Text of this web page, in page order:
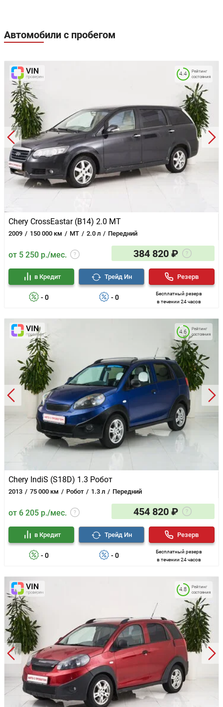
Автомобили с пробегом
Chery CrossEastar (B14) 2.0 MT
2009 150 000 км MT 2.0 л Передний
Рейтинг
состояния
4.4
от 5 250 р./мес. 384 820 ₽
- 0
в Кредит
- 0
Трейд Ин
Бесплатный резерв
в течении 24 часов
Резерв
Chery IndiS (S18D) 1.3 Робот
2013 75 000 км Робот 1.3 л Передний
Рейтинг
состояния
4.6
от 6 205 р./мес. 454 820 ₽
- 0
в Кредит
- 0
Трейд Ин
Бесплатный резерв
в течении 24 часов
Резерв
Рейтинг
состояния
4.8